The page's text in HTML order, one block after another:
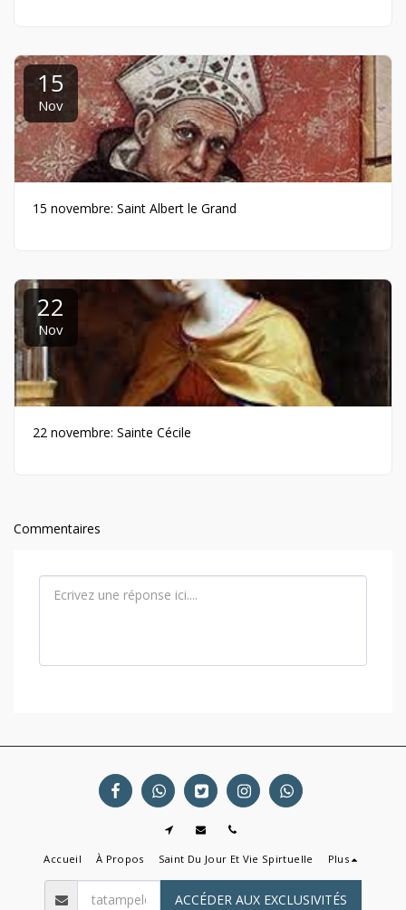
15
Nov
15 novembre: Saint Albert le Grand
22
Nov
22 novembre: Sainte Cécile
Commentaires
Accueil À Propos Saint Du Jour Et Vie Spirtuelle Plus
ACCÉDER AUX EXCLUSIVITÉS